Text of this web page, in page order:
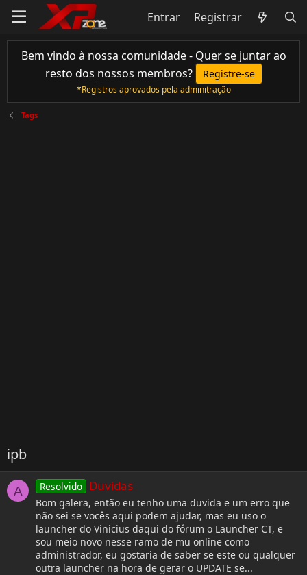
Entrar Registrar
Bem vindo à nossa comunidade - Quer se juntar ao
resto dos nossos membros?
Registre-se
*Registros aprovados pela adminitração
Tags
ipb
A Resolvido Duvidas
Bom galera, então eu tenho uma duvida e um erro que
não sei se vocês aqui podem ajudar, mas eu uso o
launcher do Vinicius daqui do fórum o Launcher CT, e
sou meio novo nesse ramo de mu online como
administrador, eu gostaria de saber se este ou qualquer
outra launcher na hora de gerar o UPDATE se...